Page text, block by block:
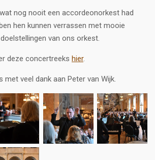
nog nooit een accordeonorkest had
hen kunnen verrassen met mooie
van ons orkest.
deze concertreeks hier.
met veel dank aan Peter van Wijk.